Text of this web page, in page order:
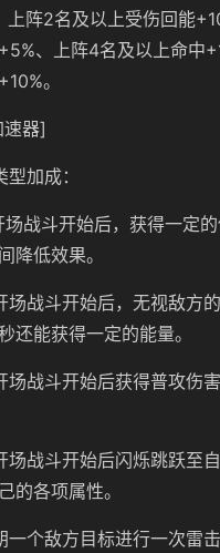
上阵2名及以上受伤回能
、上阵4名及以上命中
。
器]
型加成：
场战斗开始后，获得一定
降低效果。
场战斗开始后，无视敌方
还能获得一定的能量。
场战斗开始后获得普攻伤
场战斗开始后闪烁跳跃至
的各项属性。
一个敌方目标进行一次雷